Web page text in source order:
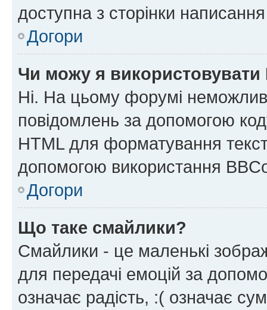
доступна з сторінки
Догори
Чи можу я використовувати
Ні. На цьому форумі
повідомлень за допомогою
HTML для форматування
допомогою використання
Догори
Що таке смайлики?
Смайлики - це маленькі
для передачі емоцій за
означає радість, :( означає